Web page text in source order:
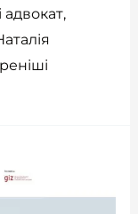
адвокат,